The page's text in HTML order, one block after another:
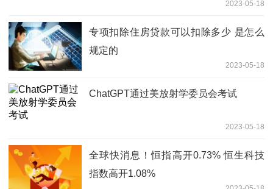
2023-05-18
专项扣除住房贷款可以扣除多少 是怎么
规定的
2023-05-18
ChatGPT通过美放射学委员会考试
2023-05-18
全球快消息！恒指高开0.73% 恒生科技
指数高开1.08%